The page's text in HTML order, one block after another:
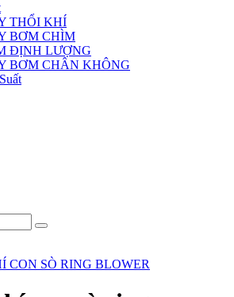
THỔI KHÍ
BƠM CHÌM
ĐỊNH LƯỢNG
BƠM CHÂN KHÔNG
CON SÒ RING BLOWER